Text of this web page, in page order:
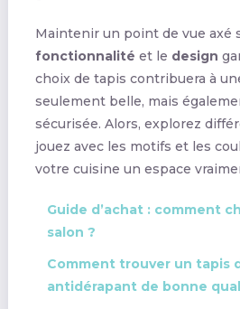
Maintenir un point de vue axé
fonctionnalité et le design
choix de tapis contribuera à
seulement belle, mais
sécurisée. Alors, explorez
jouez avec les motifs et les
votre cuisine un espace
Guide d’achat : comment
salon ?
Comment trouver un tapis
antidérapant de bonne